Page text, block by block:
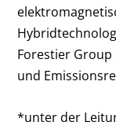
Forestier
und
*unter der